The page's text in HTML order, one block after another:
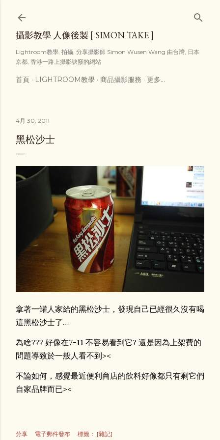
攝影教學 人像後製 [ SIMON TAKE ]
Lightroom教學, 拍攝, 分享攝影師 Simon Wusen Wang 由台灣, 日本
京都, 香港一路上攝影訣竅的網站
首頁 LIGHTROOM教學 商品攝影服務 更多…
4月 30, 2011
黑松沙士
拿著一罐人家給的黑松沙士，發現自己已經很久沒有喝
這黑松沙士了…
為啥??? 好像在7-11 不容易看到它? 還是因為上架費的
問題導致於一般人看不到><
不論如何，感覺最近便利商店的飲料好像都只有剩它們
自家品牌而已><
分享 電子郵件發布 標籤： [雜記]